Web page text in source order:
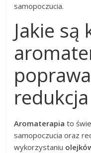
samopoczucia.
Jakie są
Aromaterapia to
samopoczucia oraz
wykorzystaniu